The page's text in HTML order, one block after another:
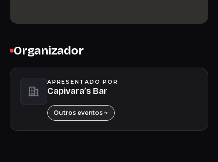
Organizador
APRESENTADO POR
Capivara’s Bar
Outros eventos